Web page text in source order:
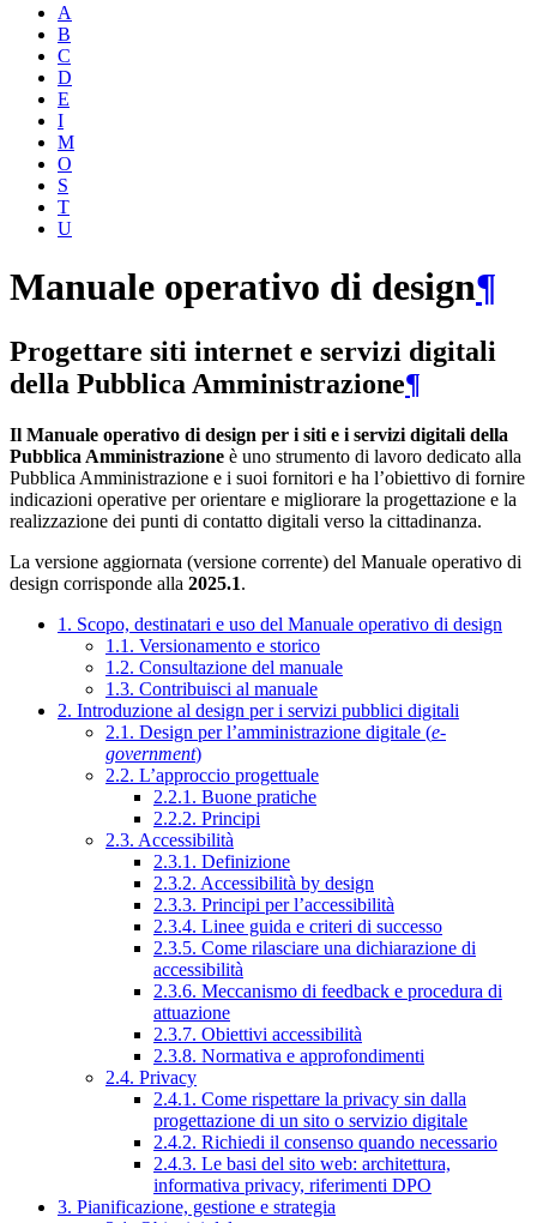
A
B
C
D
E
I
M
O
S
T
U
Manuale operativo di design¶
Progettare siti internet e servizi digitali
della Pubblica Amministrazione¶
Il Manuale operativo di design per i siti e i servizi digitali della
Pubblica Amministrazione è uno strumento di lavoro dedicato alla
Pubblica Amministrazione e i suoi fornitori e ha l’obiettivo di fornire
indicazioni operative per orientare e migliorare la progettazione e la
realizzazione dei punti di contatto digitali verso la cittadinanza.
La versione aggiornata (versione corrente) del Manuale operativo di
design corrisponde alla 2025.1.
1. Scopo, destinatari e uso del Manuale operativo di design
1.1. Versionamento e storico
1.2. Consultazione del manuale
1.3. Contribuisci al manuale
2. Introduzione al design per i servizi pubblici digitali
2.1. Design per l’amministrazione digitale (e-
government)
2.2. L’approccio progettuale
2.2.1. Buone pratiche
2.2.2. Principi
2.3. Accessibilità
2.3.1. Definizione
2.3.2. Accessibilità by design
2.3.3. Principi per l’accessibilità
2.3.4. Linee guida e criteri di successo
2.3.5. Come rilasciare una dichiarazione di
accessibilità
2.3.6. Meccanismo di feedback e procedura di
attuazione
2.3.7. Obiettivi accessibilità
2.3.8. Normativa e approfondimenti
2.4. Privacy
2.4.1. Come rispettare la privacy sin dalla
progettazione di un sito o servizio digitale
2.4.2. Richiedi il consenso quando necessario
2.4.3. Le basi del sito web: architettura,
informativa privacy, riferimenti DPO
3. Pianificazione, gestione e strategia